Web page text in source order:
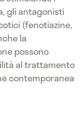
gli antagonisti
(fenotiazine,
la
possono
al trattamento
contemporanea